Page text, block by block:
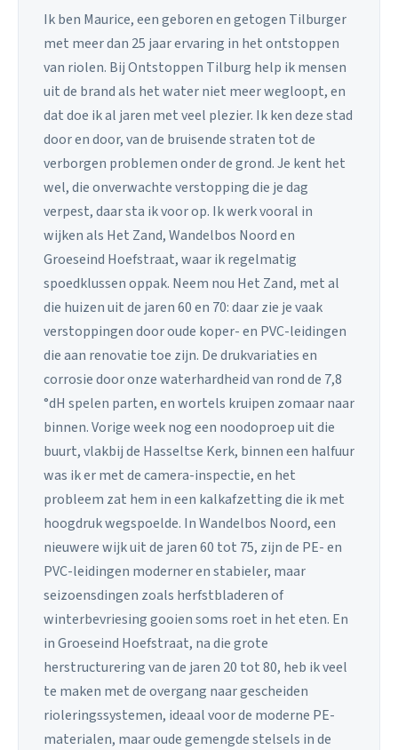
Ik ben Maurice, een geboren en getogen Tilburger
met meer dan 25 jaar ervaring in het ontstoppen
van riolen. Bij Ontstoppen Tilburg help ik mensen
uit de brand als het water niet meer wegloopt, en
dat doe ik al jaren met veel plezier. Ik ken deze stad
door en door, van de bruisende straten tot de
verborgen problemen onder de grond. Je kent het
wel, die onverwachte verstopping die je dag
verpest, daar sta ik voor op. Ik werk vooral in
wijken als Het Zand, Wandelbos Noord en
Groeseind Hoefstraat, waar ik regelmatig
spoedklussen oppak. Neem nou Het Zand, met al
die huizen uit de jaren 60 en 70: daar zie je vaak
verstoppingen door oude koper- en PVC-leidingen
die aan renovatie toe zijn. De drukvariaties en
corrosie door onze waterhardheid van rond de 7,8
°dH spelen parten, en wortels kruipen zomaar naar
binnen. Vorige week nog een noodoproep uit die
buurt, vlakbij de Hasseltse Kerk, binnen een halfuur
was ik er met de camera-inspectie, en het
probleem zat hem in een kalkafzetting die ik met
hoogdruk wegspoelde. In Wandelbos Noord, een
nieuwere wijk uit de jaren 60 tot 75, zijn de PE- en
PVC-leidingen moderner en stabieler, maar
seizoensdingen zoals herfstbladeren of
winterbevriesing gooien soms roet in het eten. En
in Groeseind Hoefstraat, na die grote
herstructurering van de jaren 20 tot 80, heb ik veel
te maken met de overgang naar gescheiden
rioleringssystemen, ideaal voor de moderne PE-
materialen, maar oude gemengde stelsels in de